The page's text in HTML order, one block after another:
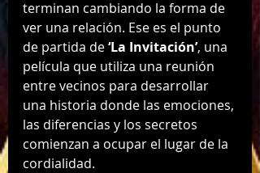
terminan cambiando la forma de
ver una relación. Ese es el punto
de partida de ‘La Invitación’, una
película que utiliza una reunión
entre vecinos para desarrollar
una historia donde las emociones,
las diferencias y los secretos
comienzan a ocupar el lugar de la
cordialidad.